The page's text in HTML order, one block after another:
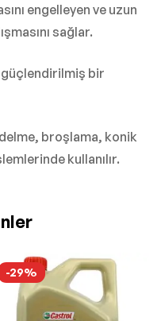
engelleyen ve uzun
sağlar.
bir
broşlama, konik
kullanılır.
-29%